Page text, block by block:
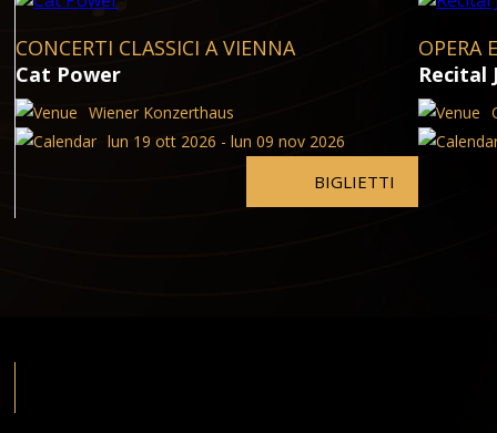
CONCERTI CLASSICI A VIENNA
Cat Power
Wiener Konzerthaus
lun 19 ott 2026 - lun 09 nov 2026
BIGLIETTI
OPERA
Recital